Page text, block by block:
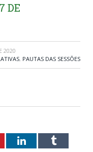
DE
2020
, PAUTAS DAS SESSÕES
LinkedInTumblr